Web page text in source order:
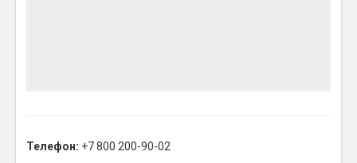
Телефон: +7 800 200-90-02